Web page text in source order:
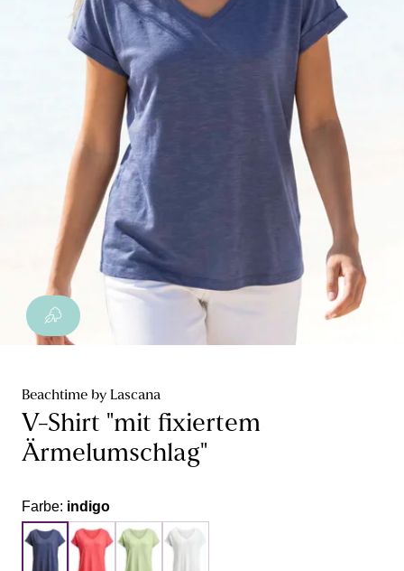
Beachtime by Lascana
V-Shirt "mit fixiertem
Ärmelumschlag"
Farbe: indigo